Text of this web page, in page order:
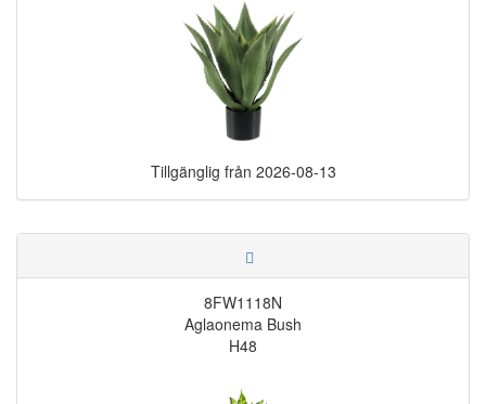
Tillgänglig från 2026-08-13
8FW1118N
Aglaonema Bush
H48